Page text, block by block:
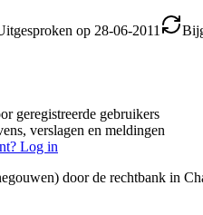
op 28-06-2011
geregistreerde gebruikers
verslagen en meldingen
Log in
door de rechtbank in